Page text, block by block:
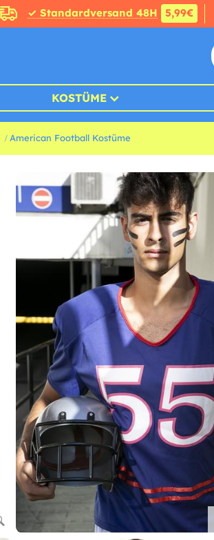
✓ Standardversand 48H 5,99€
KOSTÜME
American Football Kostüme